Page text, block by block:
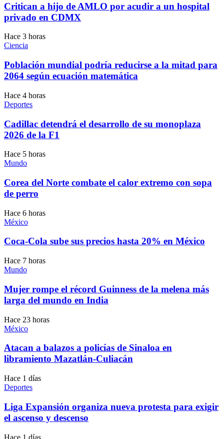
Critican a hijo de AMLO por acudir a un hospital
privado en CDMX
Hace 3 horas
Ciencia
Población mundial podría reducirse a la mitad para
2064 según ecuación matemática
Hace 4 horas
Deportes
Cadillac detendrá el desarrollo de su monoplaza
2026 de la F1
Hace 5 horas
Mundo
Corea del Norte combate el calor extremo con sopa
de perro
Hace 6 horas
México
Coca-Cola sube sus precios hasta 20% en México
Hace 7 horas
Mundo
Mujer rompe el récord Guinness de la melena más
larga del mundo en India
Hace 23 horas
México
Atacan a balazos a policías de Sinaloa en
libramiento Mazatlán-Culiacán
Hace 1 días
Deportes
Liga Expansión organiza nueva protesta para exigir
el ascenso y descenso
Hace 1 días